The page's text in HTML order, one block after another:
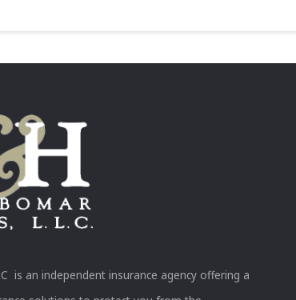
is an independent insurance agency offering a